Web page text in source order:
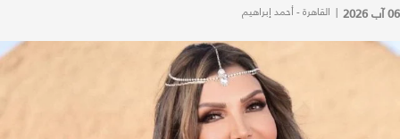
06 آب 2026 | القاهرة - أحمد إبراهيم